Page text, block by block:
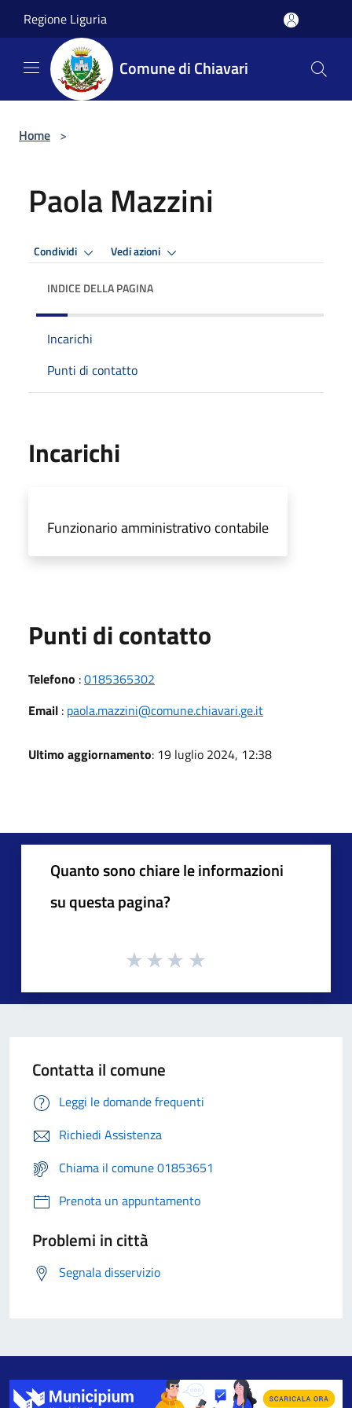
Regione Liguria
Comune di Chiavari
Home >
Paola Mazzini
Condividi Vedi azioni
INDICE DELLA PAGINA
Incarichi
Punti di contatto
Incarichi
Funzionario amministrativo contabile
Punti di contatto
Telefono :0185365302
Email : paola.mazzini@comune.chiavari.ge.it
Ultimo aggiornamento: 19 luglio 2024, 12:38
Quanto sono chiare le informazioni
su questa pagina?
Contatta il comune
Leggi le domande frequenti
Richiedi Assistenza
Chiama il comune 01853651
Prenota un appuntamento
Problemi in città
Segnala disservizio